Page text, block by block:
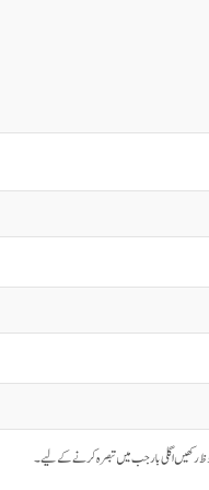
رکھیں اگلی بار جب میں تبصرہ کرنے کےلیے۔